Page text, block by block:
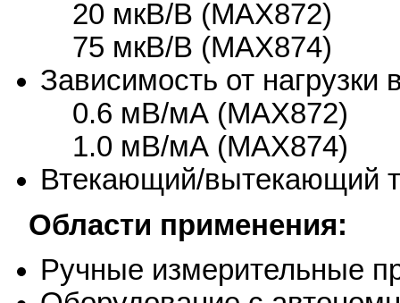
20 мкВ/В (MAX872)
75 мкВ/В (MAX874)
Зависимость от нагрузки
0.6 мВ/мА (MAX872)
1.0 мВ/мА (MAX874)
Втекающий/вытекающий
Области применения:
Ручные измерительные